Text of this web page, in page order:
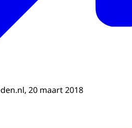
20 maart 2018